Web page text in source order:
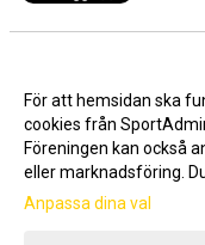
Täljemiljen 20 oktober 2024
Gå till
För att hemsidan ska
cookies från
Föreningen kan också
eller marknadsföring.
Anpassa dina val